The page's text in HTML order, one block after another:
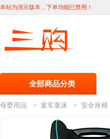
本站为演示版本，下单功能已禁用！
全部商品分类
母婴用品 > 童车童床 > 安全座椅